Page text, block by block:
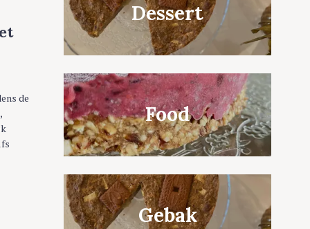
de
Dessert
Food
Gebak